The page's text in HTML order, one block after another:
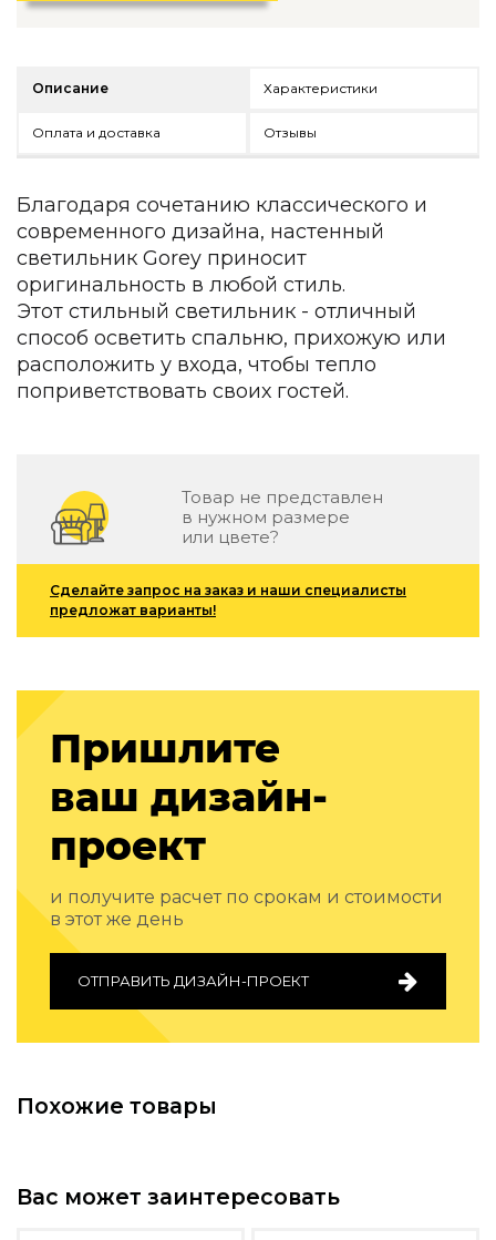
Подбор, производство и комплектация по вашему
По типу
Для кухни
Вентиляторы
Ковры
Зеленые стены
Дизайнерские кальяны
Подбор, производство и комплектация по вашему
Сантехника и инженерия
Дизайнерские ванны
Стены
Акустические панели
Стеновые декоративные панели
для террас
Террасные и фасадные системы
Изделия из натурального мрамора и камня
Светящийся камень
Подбор, производство и комплектация по вашему
Все категории товаров
Реализованные проекты
Описание Характеристики
Оплата и доставка Отзывы
Благодаря сочетанию классического и
современного дизайна, настенный
светильник Gorey приносит
оригинальность в любой стиль.
Этот стильный светильник - отличный
способ осветить спальню, прихожую или
расположить у входа, чтобы тепло
поприветствовать своих гостей.
Товар не представлен
в нужном размере
или цвете?
Сделайте запрос на заказ и наши специалисты
предложат варианты!
Пришлите
ваш дизайн-
проект
и получите расчет по срокам и стоимости
в этот же день
ОТПРАВИТЬ ДИЗАЙН-ПРОЕКТ
Похожие товары
Вас может заинтересовать